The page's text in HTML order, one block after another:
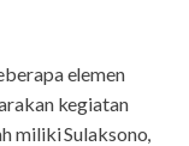
elemen
kegiatan
miliki Sulaksono,